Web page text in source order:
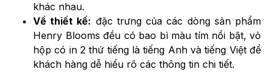
khác nhau.
Về thiết kế: đặc trưng của các dòng sản phẩm
Henry Blooms đều có bao bì màu tím nổi bật, vỏ
hộp có in 2 thứ tiếng là tiếng Anh và tiếng Việt để
khách hàng dễ hiểu rõ các thông tin chi tiết.